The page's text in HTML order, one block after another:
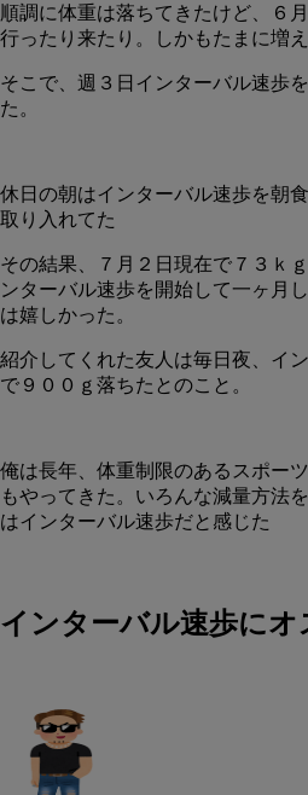
順調に体重は落ちてきたけど、６
行ったり来たり。しかもたまに増え
そこで、週３日インターバル速歩
た。
休日の朝はインターバル速歩を朝
取り入れてた
その結果、７月２日現在で７３ｋ
ンターバル速歩を開始して一ヶ月
は嬉しかった。
紹介してくれた友人は毎日夜、イ
で９００ｇ落ちたとのこと。
俺は長年、体重制限のあるスポー
もやってきた。いろんな減量方法
はインターバル速歩だと感じた
インターバル速歩にオ